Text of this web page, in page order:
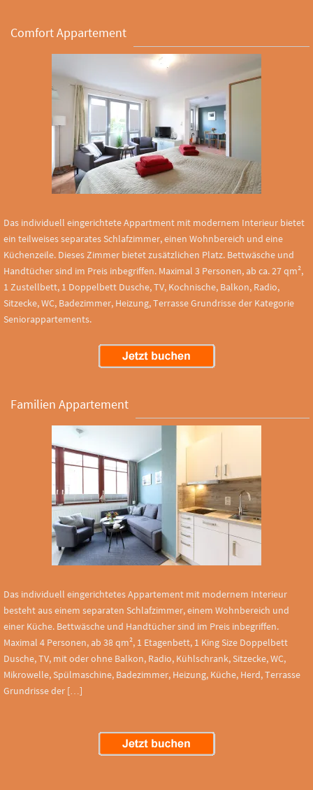
Comfort Appartement
Das individuell eingerichtete Appartment mit modernem Interieur bietet
ein teilweises separates Schlafzimmer, einen Wohnbereich und eine
Küchenzeile. Dieses Zimmer bietet zusätzlichen Platz. Bettwäsche und
Handtücher sind im Preis inbegriffen. Maximal 3 Personen, ab ca. 27 qm²,
1 Zustellbett, 1 Doppelbett Dusche, TV, Kochnische, Balkon, Radio,
Sitzecke, WC, Badezimmer, Heizung, Terrasse Grundrisse der Kategorie
Seniorappartements.
Familien Appartement
Das individuell eingerichtetes Appartement mit modernem Interieur
besteht aus einem separaten Schlafzimmer, einem Wohnbereich und
einer Küche. Bettwäsche und Handtücher sind im Preis inbegriffen.
Maximal 4 Personen, ab 38 qm², 1 Etagenbett, 1 King Size Doppelbett
Dusche, TV, mit oder ohne Balkon, Radio, Kühlschrank, Sitzecke, WC,
Mikrowelle, Spülmaschine, Badezimmer, Heizung, Küche, Herd, Terrasse
Grundrisse der […]